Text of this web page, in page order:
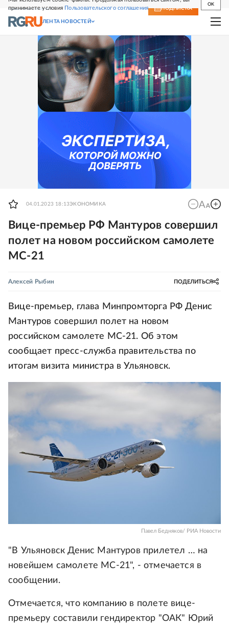
принимаете условия Пользовательского соглашения
OK
СВЕЖИЙ НОМЕР ПОДПИСКА
ЛЕНТА НОВОСТЕЙ
04.01.2023 18:13ЭКОНОМИКА
Вице-премьер РФ Мантуров совершил
полет на новом российском самолете
МС-21
Алексей Рыбин ПОДЕЛИТЬСЯ
Вице-премьер, глава Минпромторга РФ Денис
Мантуров совершил полет на новом
российском самолете МС-21. Об этом
сообщает пресс-служба правительства по
итогам визита министра в Ульяновск.
Павел Бедняков/ РИА Новости
"В Ульяновск Денис Мантуров прилетел … на
новейшем самолете МС-21", - отмечается в
сообщении.
Отмечается, что компанию в полете вице-
премьеру составили гендиректор "ОАК" Юрий